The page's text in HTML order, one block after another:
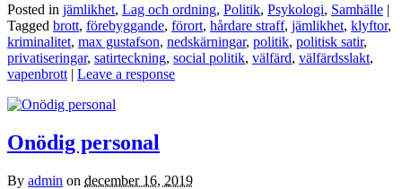
Posted in jämlikhet, Lag och ordning, Politik, Psykologi, Samhälle |
Tagged brott, förebyggande, förort, hårdare straff, jämlikhet, klyftor,
kriminalitet, max gustafson, nedskärningar, politik, politisk satir,
privatiseringar, satirteckning, social politik, välfärd, välfärdsslakt,
vapenbrott | Leave a response
Onödig personal
By admin on december 16, 2019